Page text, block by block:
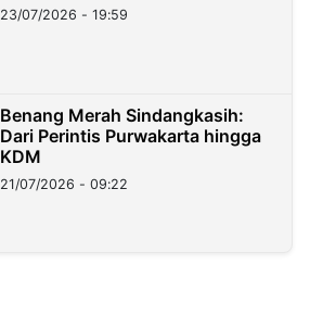
23/07/2026 - 19:59
Benang Merah Sindangkasih:
Dari Perintis Purwakarta hingga
KDM
21/07/2026 - 09:22